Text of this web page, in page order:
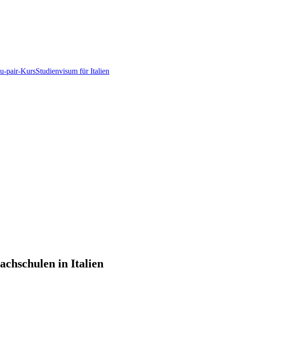
pair-KursStudienvisum für Italien
in Italien